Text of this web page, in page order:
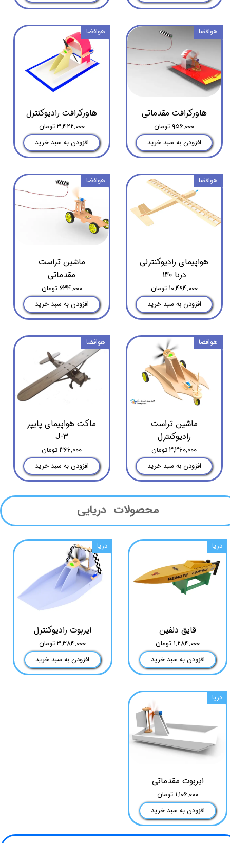
هاورکرافت مقدماتی
۹۵۶,۰۰۰ تومان
افزودن به سبد خرید
هوافضا
هاورکرافت رادیوکنترل
۳,۴۲۲,۰۰۰ تومان
افزودن به سبد خرید
هوافضا
هواپیمای رادیوکنترلی
درنا 140
۱۰,۴۹۴,۰۰۰ تومان
افزودن به سبد خرید
هوافضا
ماشین تراست
مقدماتی
۶۳۴,۰۰۰ تومان
افزودن به سبد خرید
هوافضا
ماشین تراست
رادیوکنترل
۳,۳۶۰,۰۰۰ تومان
افزودن به سبد خرید
هوافضا
ماکت هواپیمای پایپر
J-3
۳۶۶,۰۰۰ تومان
افزودن به سبد خرید
هوافضا
قایق دلفین
۱,۲۸۴,۰۰۰ تومان
افزودن به سبد خرید
دریا
ایربوت رادیوکنترل
۳,۳۸۴,۰۰۰ تومان
افزودن به سبد خرید
دریا
ایربوت مقدماتی
۱,۱۰۶,۰۰۰ تومان
افزودن به سبد خرید
دریا
محصولات دریایی